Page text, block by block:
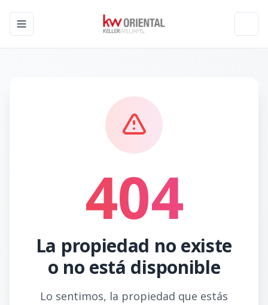
Toggle navigation menu
404
La propiedad no existe
o no está disponible
Lo sentimos, la propiedad que estás